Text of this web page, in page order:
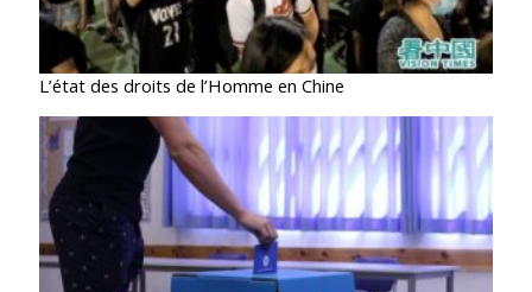
L’état des droits de l’Homme en Chine